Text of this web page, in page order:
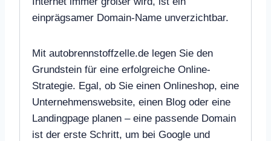
einprägsamer Domain-Name unverzichtbar.
Mit autobrennstoffzelle.de legen Sie den
Grundstein für eine erfolgreiche Online-
Strategie. Egal, ob Sie einen Onlineshop, eine
Unternehmenswebsite, einen Blog oder eine
Landingpage planen – eine passende Domain
ist der erste Schritt, um bei Google und